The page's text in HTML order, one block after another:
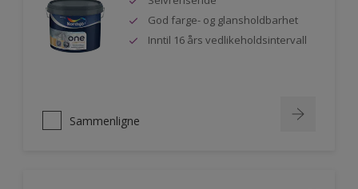
God farge- og glansholdbarhet
Inntil 16 års vedlikeholdsintervall
Sammenligne